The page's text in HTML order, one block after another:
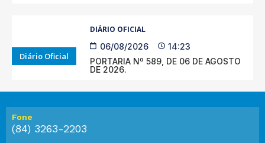
Diário Oficial
DIÁRIO OFICIAL
06/08/2026
14:23
PORTARIA Nº 589, DE 06 DE AGOSTO
DE 2026.
Fone
(84) 3263-2203